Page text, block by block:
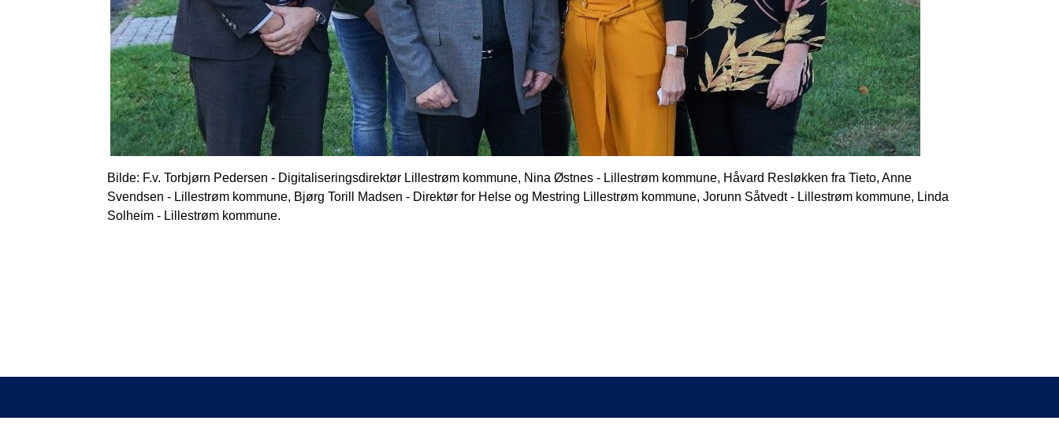
Bilde: F.v. Torbjørn Pedersen - Digitaliseringsdirektør Lillestrøm kommune, Nina Østnes - Lillestrøm kommune, Håvard Resløkken fra Tieto, Anne
Svendsen - Lillestrøm kommune, Bjørg Torill Madsen - Direktør for Helse og Mestring Lillestrøm kommune, Jorunn Såtvedt - Lillestrøm kommune, Linda
Solheim - Lillestrøm kommune.